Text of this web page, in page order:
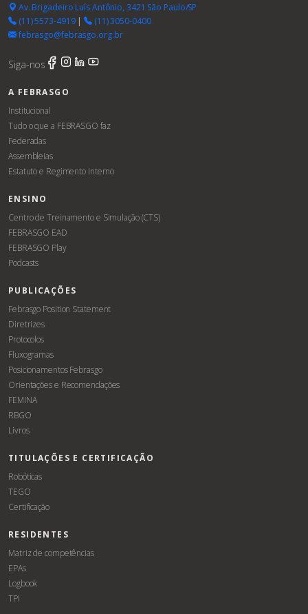
Av. Brigadeiro Luís Antônio, 3421 São Paulo/SP
(11) 5573-4919|
(11) 3050-0400
febrasgo@febrasgo.org.br
Siga-nos
A FEBRASGO
Institucional
Tudo o que a FEBRASGO faz
Federadas
Assembleias
Estatuto e Regimento Interno
ENSINO
Centro de Treinamento e Simulação (CTS)
FEBRASGO EAD
FEBRASGO Play
Podcasts
PUBLICAÇÕES
Febrasgo Position Statement
Diretrizes
Protocolos
Fluxogramas
Posicionamentos Febrasgo
Orientações e Recomendações
FEMINA
RBGO
Livros
TITULAÇÕES E CERTIFICAÇÃO
Robóticas
TEGO
Certificação
RESIDENTES
Matriz de competências
EPAs
Logbook
TPI